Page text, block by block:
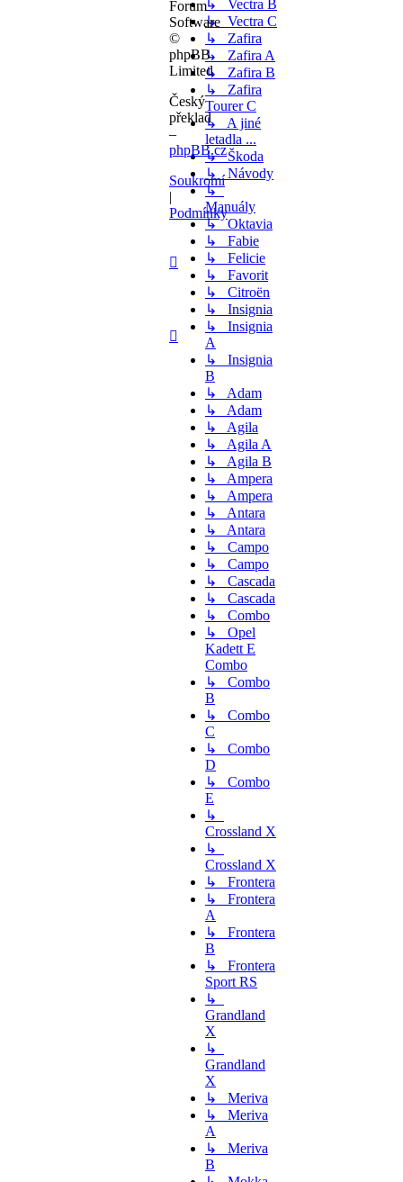
↳ Vectra B
↳ Vectra C
↳ Zafira
↳ Zafira A
↳ Zafira B
↳ Zafira
Tourer C
↳ A jiné
letadla ...
↳ Škoda
↳ Návody
↳
Manuály
↳ Oktavia
↳ Fabie
↳ Felicie
↳ Favorit
↳ Citroën
↳ Insignia
↳ Insignia
A
↳ Insignia
B
↳ Adam
↳ Adam
↳ Agila
↳ Agila A
↳ Agila B
↳ Ampera
↳ Ampera
↳ Antara
↳ Antara
↳ Campo
↳ Campo
↳ Cascada
↳ Cascada
↳ Combo
↳ Opel
Kadett E
Combo
↳ Combo
B
↳ Combo
C
↳ Combo
D
↳ Combo
E
↳
Crossland X
↳
Crossland X
↳ Frontera
↳ Frontera
A
↳ Frontera
B
↳ Frontera
Sport RS
↳
Grandland
X
↳
Grandland
X
↳ Meriva
↳ Meriva
A
↳ Meriva
B
Forum
Software
©
phpBB
Limited
Český
překlad
–
phpBB.cz
Soukromí
|
Podmínky